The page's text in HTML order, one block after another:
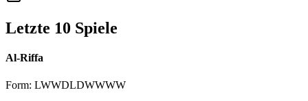
Letzte 10 Spiele
Al-Riffa
Form: LWWDLDWWWW